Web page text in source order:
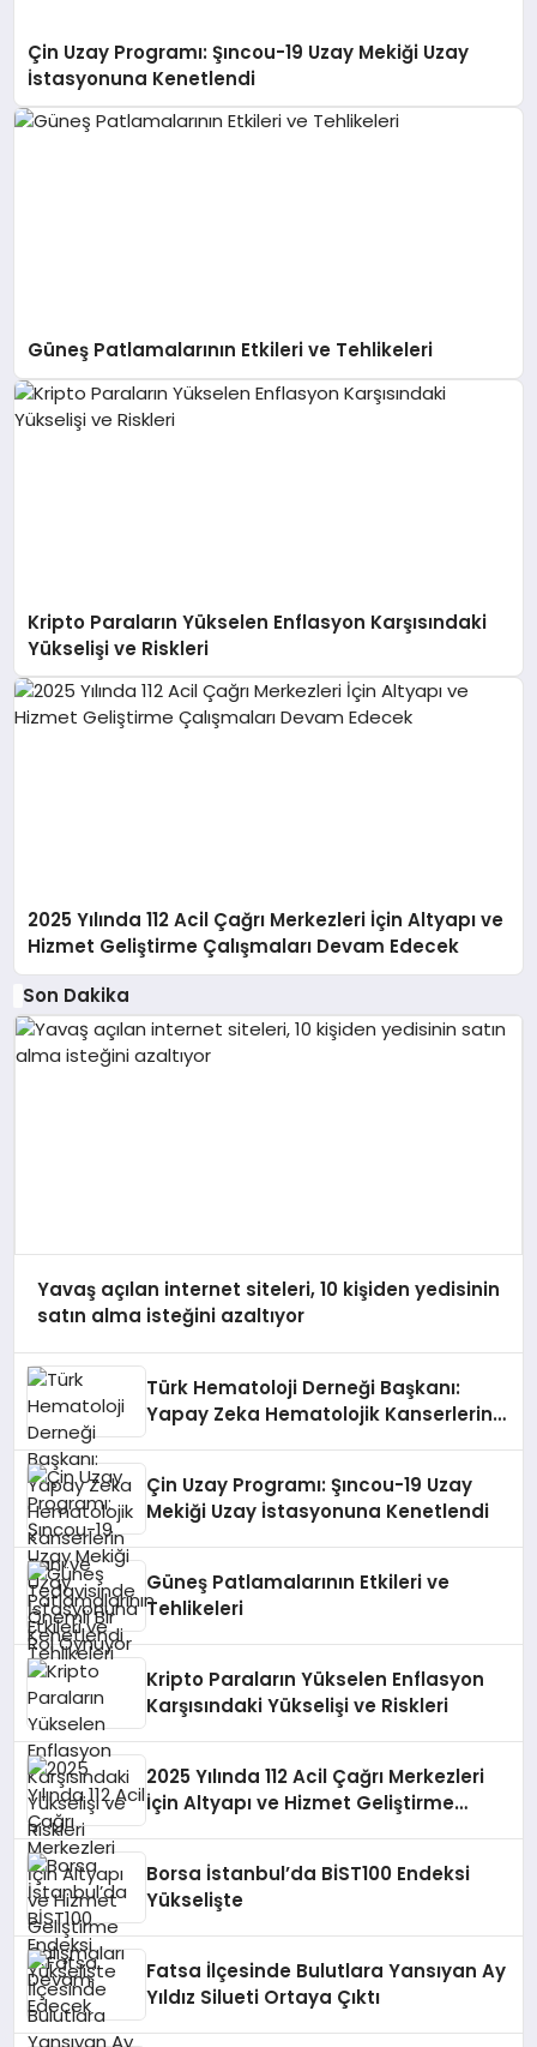
Çin Uzay Programı: Şıncou-19 Uzay Mekiği Uzay
İstasyonuna Kenetlendi
Güneş Patlamalarının Etkileri ve Tehlikeleri
Kripto Paraların Yükselen Enflasyon Karşısındaki
Yükselişi ve Riskleri
2025 Yılında 112 Acil Çağrı Merkezleri İçin Altyapı ve
Hizmet Geliştirme Çalışmaları Devam Edecek
Son Dakika
Yavaş açılan internet siteleri, 10 kişiden yedisinin
satın alma isteğini azaltıyor
Türk Hematoloji Derneği Başkanı:
Yapay Zeka Hematolojik Kanserlerin
Çin Uzay Programı: Şıncou-19 Uzay
Mekiği Uzay İstasyonuna Kenetlendi
Güneş Patlamalarının Etkileri ve
Tehlikeleri
Kripto Paraların Yükselen Enflasyon
Karşısındaki Yükselişi ve Riskleri
2025 Yılında 112 Acil Çağrı Merkezleri
İçin Altyapı ve Hizmet Geliştirme
Borsa İstanbul’da BİST100 Endeksi
Yükselişte
Fatsa İlçesinde Bulutlara Yansıyan Ay
Yıldız Silueti Ortaya Çıktı